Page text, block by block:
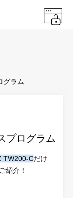
グラム
プログラム
TW200-Cだけ
紹介！